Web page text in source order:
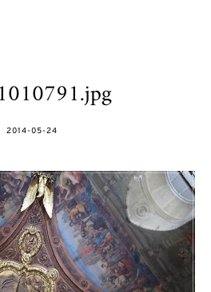
POSTED
2014-05-24